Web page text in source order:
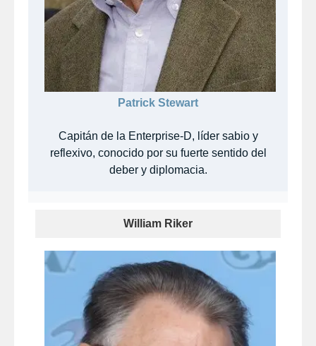
Patrick Stewart
Capitán de la Enterprise-D, líder sabio y
reflexivo, conocido por su fuerte sentido del
deber y diplomacia.
William Riker